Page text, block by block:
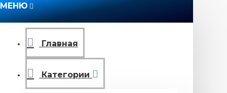
МЕНЮ
Главная
Категории